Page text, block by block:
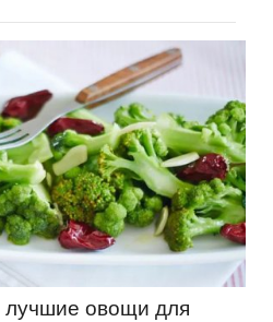
лучшие овощи для